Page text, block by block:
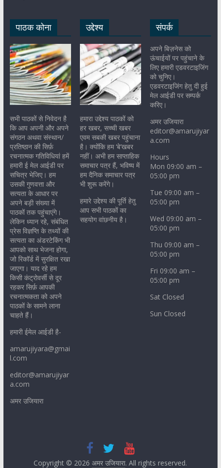
पाठक कोना
सभी पाठकों से निवेदन है
कि आप अपनी और अपने
संगठन अथवा संस्थान/
प्रतिष्ठान की सिर्फ़
रचनात्मक गतिविधियां हमें
हमारी ई मेल आईडी पर
सचित्र भेजिए। हम
उसकी गुणवत्ता और
सत्यता के आधार पर
अपने बड़ी संख्या में
पाठकों तक पहुंचाएंगे।
लेकिन ध्यान रहे, संबंधित
प्रेस विज्ञप्ति के तथ्यों की
सत्यता का अंडरटेकिंग भी
आपको साथ भेजना होगा,
जो रिकॉर्ड में सुरक्षित रखा
जाएगा। याद रहे हम
किसी कंट्रोवर्सी से दूर
रहकर सिर्फ़ आपकी
रचनात्मकता को अपने
पाठकों के सामने लाना
चाहते हैं।
हमारी ईमेल आईडी है-
amarujiyara@gmai
l.com
editor@amarujiyar
a.com
अमर उजियारा
उद्देश्य
हमारा उद्देश्य पाठकों को
हर खबर, सच्ची खबर
एवम सबकी खबर पहुंचाना
है। क्योंकि हम ‘बे’खबर
नहीं। अभी हम साप्ताहिक
समाचार पत्र हैं, भविष्य में
हम दैनिक समाचार पत्र
भी शुरू करेंगे।
हमारे उद्देश्य की पूर्ति हेतु
आप सभी पाठकों का
सहयोग वांछनीय है।
संपर्क
अपने बिज़नेस को
ऊंचाईयों पर पहुंचाने के
लिए हमारी एडवरटाइजिंग
को चुनिए।
एडवरटाइजिंग हेतु दी हुई
मेल आईडी पर सम्पर्क
करिए।
अमर उजियारा
editor@amarujiyar
a.com
Hours
Mon 09:00 am –
05:00 pm
Tue 09:00 am –
05:00 pm
Wed 09:00 am –
05:00 pm
Thu 09:00 am –
05:00 pm
Fri 09:00 am –
05:00 pm
Sat Closed
Sun Closed
Copyright © 2026अमर उजियारा. All rights reserved.